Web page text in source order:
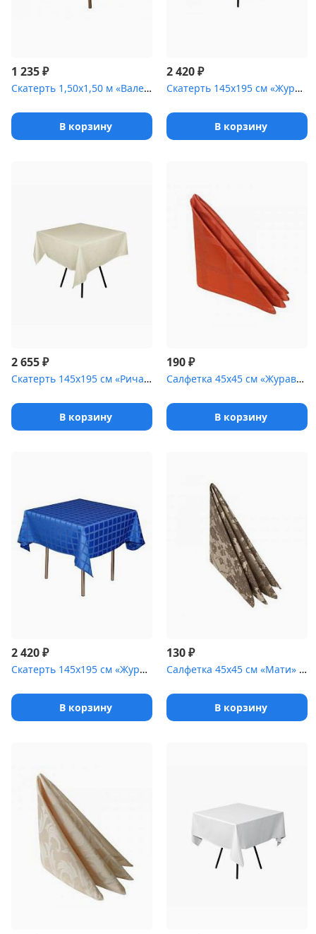
1 235₽
Скатерть 1,50х1,50 м «Валенсия флор» слоновая кость
В корзину
2 420₽
Скатерть 145х195 см «Журавинка» коричневая [(квадрат)]
В корзину
2 655₽
Скатерть 145х195 см «Ричард» шампань [(ажур)]
В корзину
190₽
Салфетка 45х45 см «Журавинка» терракот [(квадрат)]
В корзину
2 420₽
Скатерть 145х195 см «Журавинка» ультрамарин [(квадрат)]
В корзину
130₽
Салфетка 45х45 см «Мати» коричневая с золотом [(цветок)]
В корзину